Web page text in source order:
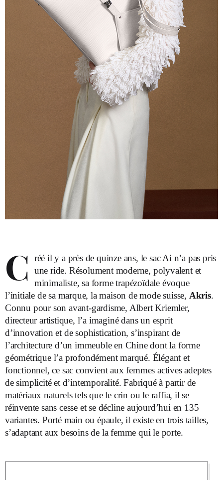
C
réé il y a près de quinze ans, le sac Ai n’a pas pris
une ride. Résolument moderne, polyvalent et
minimaliste, sa forme trapézoïdale évoque
l’initiale de sa marque, la maison de mode suisse, Akris.
Connu pour son avant-gardisme, Albert Kriemler,
directeur artistique, l’a imaginé dans un esprit
d’innovation et de sophistication, s’inspirant de
l’architecture d’un immeuble en Chine dont la forme
géométrique l’a profondément marqué. Élégant et
fonctionnel, ce sac convient aux femmes actives adeptes
de simplicité et d’intemporalité. Fabriqué à partir de
matériaux naturels tels que le crin ou le raffia, il se
réinvente sans cesse et se décline aujourd’hui en 135
variantes. Porté main ou épaule, il existe en trois tailles,
s’adaptant aux besoins de la femme qui le porte.